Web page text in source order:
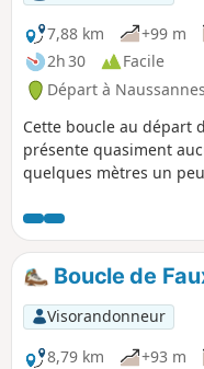
7,88 km
+99 m
2h 30
Facile
Départ à
Cette boucle au départ
présente quasiment
quelques mètres un
village avec de belles
dans un
végétation typique des
Périgord. Quelques
la bastide de Beaumont
découvrir, par exemple,
midi d'été.
Boucle de
Visorandonneur
8,79 km
+93 m